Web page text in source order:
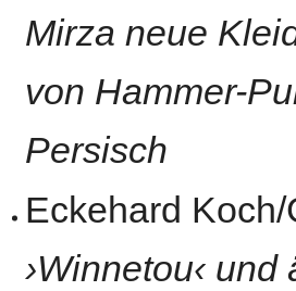
Mirza neue
von Hammer-
Persisch
Eckehard
›Winnetou‹